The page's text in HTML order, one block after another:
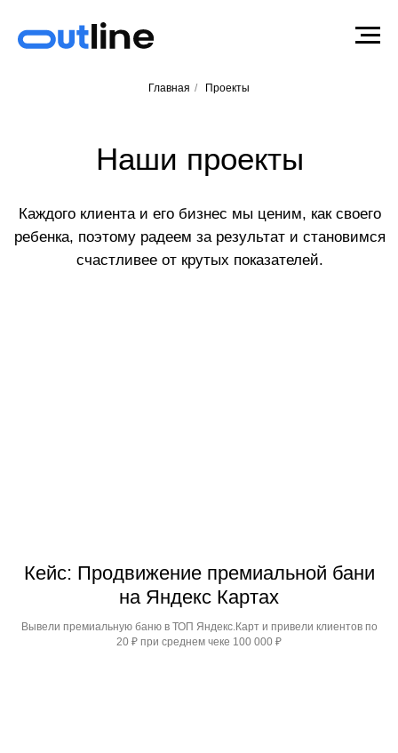
Главная / Проекты
Каждого клиента и его бизнес мы ценим, как своего
ребенка, поэтому радеем за результат и становимся
Кейс: Продвижение премиальной бани
на Яндекс Картах
Вывели премиальную баню в ТОП Яндекс.Карт и привели клиентов по
20 ₽ при среднем чеке 100 000 ₽